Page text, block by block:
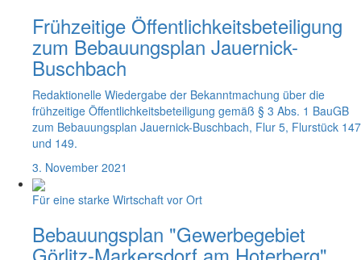
Frühzeitige Öffentlichkeitsbeteiligung
zum Bebauungsplan Jauernick-
Buschbach
Redaktionelle Wiedergabe der Bekanntmachung über die
frühzeitige Öffentlichkeitsbeteiligung gemäß § 3 Abs. 1 BauGB
zum Bebauungsplan Jauernick-Buschbach, Flur 5, Flurstück 147
und 149.
3. November 2021
Für eine starke Wirtschaft vor Ort
Bebauungsplan "Gewerbegebiet